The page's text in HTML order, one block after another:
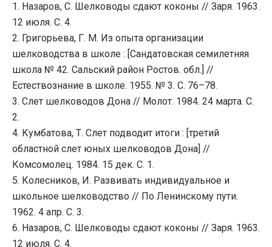
1. Назаров, С. Шелководы сдают коконы // Заря. 1963.
12 июля. С. 4.
2. Григорьева, Г. М. Из опыта организации
шелководства в школе : [Сандатовская семилетняя
школа № 42. Сальский район Ростов. обл.] //
Естествознание в школе. 1955. № 3. С. 76–78.
3. Слет шелководов Дона // Молот. 1984. 24 марта. С.
2.
4. Кумбатова, Т. Слет подводит итоги : [третий
областной слет юных шелководов Дона] //
Комсомолец. 1984. 15 дек. С. 1.
5. Колесников, И. Развивать индивидуальное и
школьное шелководство // По Ленинскому пути.
1962. 4 апр. С. 3.
6. Назаров, С. Шелководы сдают коконы // Заря. 1963.
12 июля. С. 4.